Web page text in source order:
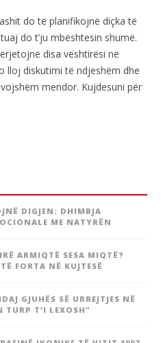
do të planifikojnë diçka të
do t’ju mbështesin shumë.
disa vështirësi në
lloj diskutimi të ndjeshëm dhe
mendor. Kujdesuni për
DIGJEN: DHIMBJA
ME NATYRËN
ARMIQTË SESA MIQTË?
FORTA NË KUJTESË
GJUHËS SË URREJTJES NË
TURP T’I LEXOSH”